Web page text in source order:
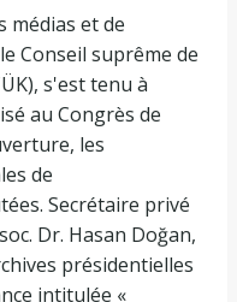
médias et de
Conseil suprême de
s'est tenu à
au Congrès de
les
de
Secrétaire privé
Dr. Hasan Doğan,
présidentielles
intitulée «